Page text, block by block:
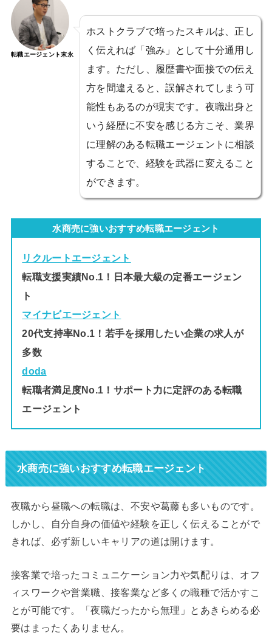
転職エージェント末永
ホストクラブで培ったスキルは、正し
く伝えれば「強み」として十分通用し
ます。ただし、履歴書や面接での伝え
方を間違えると、誤解されてしまう可
能性もあるのが現実です。夜職出身と
いう経歴に不安を感じる方こそ、業界
に理解のある転職エージェントに相談
することで、経験を武器に変えること
ができます。
水商売に強いおすすめ転職エージェント
リクルートエージェント
転職支援実績No.1！日本最大級の定番エージェン
ト
マイナビエージェント
20代支持率No.1！若手を採用したい企業の求人が
多数
doda
転職者満足度No.1！サポート力に定評のある転職
エージェント
水商売に強いおすすめ転職エージェント
夜職から昼職への転職は、不安や葛藤も多いものです。
しかし、自分自身の価値や経験を正しく伝えることがで
きれば、必ず新しいキャリアの道は開けます。
接客業で培ったコミュニケーション力や気配りは、オフ
ィスワークや営業職、接客業など多くの職種で活かすこ
とが可能です。「夜職だったから無理」とあきらめる必
要はまったくありません。